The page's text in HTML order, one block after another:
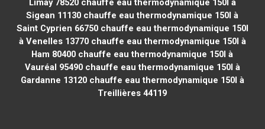
Sigean 11130 chauffe eau thermodynamique 150l à
Saint Cyprien 66750chauffe eau thermodynamique 150l
à Venelles 13770chauffe eau thermodynamique 150l à
Ham 80400 chauffe eau thermodynamique 150l à
Vauréal 95490chauffe eau thermodynamique 150l à
Gardanne 13120chauffe eau thermodynamique 150l à
Treillières 44119